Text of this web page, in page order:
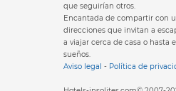
que seguirían otros.
Encantada de compartir con
direcciones que invitan a
a viajar cerca de casa o hasta
sueños.
Aviso legal - Política de